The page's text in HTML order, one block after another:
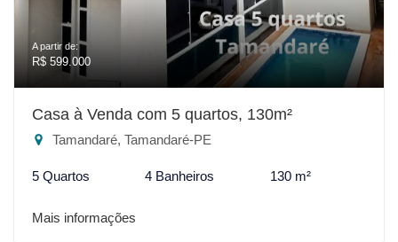
A partir de:
R$ 599.000
Casa à Venda com 5 quartos, 130m²
Tamandaré, Tamandaré-PE
5 Quartos 4 Banheiros 130 m²
Mais informações